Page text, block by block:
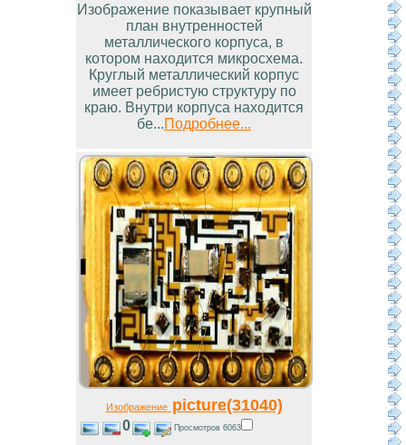
Изображение показывает крупный
план внутренностей
металлического корпуса, в
котором находится микросхема.
Круглый металлический корпус
имеет ребристую структуру по
краю. Внутри корпуса находится
бе...Подробнее...
Изображениеpicture(31040)
0 Просмотров 6063